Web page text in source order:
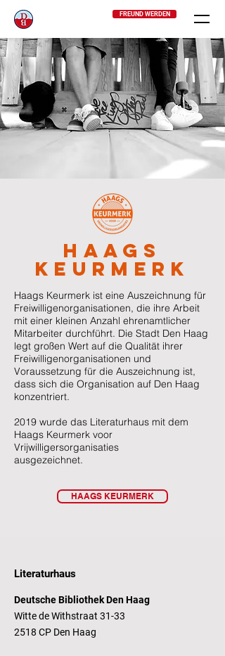
FREUND WERDEN
Haags
Keurmerk
Haags Keurmerk ist eine Auszeichnung für
Freiwilligenorganisationen, die ihre Arbeit
mit einer kleinen Anzahl ehrenamtlicher
Mitarbeiter durchführt. Die Stadt Den Haag
legt großen Wert auf die Qualität ihrer
Freiwilligenorganisationen und
Voraussetzung für die Auszeichnung ist,
dass sich die Organisation auf Den Haag
konzentriert.
2019 wurde das Literaturhaus mit dem
Haags Keurmerk voor
Vrijwilligersorganisaties
ausgezeichnet.
HAAGS KEURMERK
Literaturhaus
Deutsche Bibliothek Den Haag
Witte de Withstraat 31-33
2518 CP Den Haag